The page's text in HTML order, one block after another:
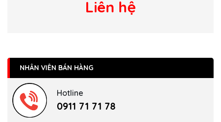
Liên hệ
NHÂN VIÊN BÁN HÀNG
Hotline
0911 71 71 78